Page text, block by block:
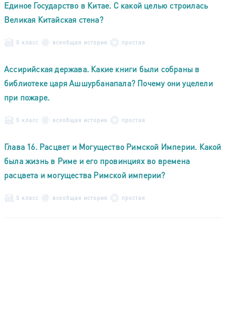
Единое Государство в Китае. С какой целью строилась
Великая Китайская стена?
5 класс всеобщая история простая
Ассирийская держава. Какие книги были собраны в
библиотеке царя Ашшурбанапала? Почему они уцелели
при пожаре.
5 класс всеобщая история простая
Глава 16. Расцвет и Могущество Римской Империи. Какой
была жизнь в Риме и его провинциях во времена
расцвета и могущества Римской империи?
5 класс всеобщая история простая